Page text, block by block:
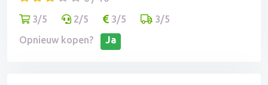
3/5
2/5 3/5
3/5
Opnieuw kopen?
Ja